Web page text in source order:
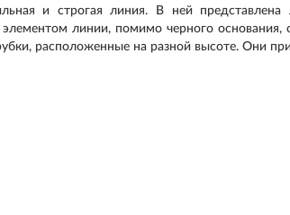
и строгая линия. В ней
линии, помимо черного
расположенные на разной высоте. Они